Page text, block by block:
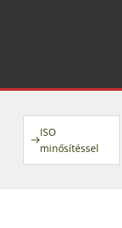
ISO
minősítéssel